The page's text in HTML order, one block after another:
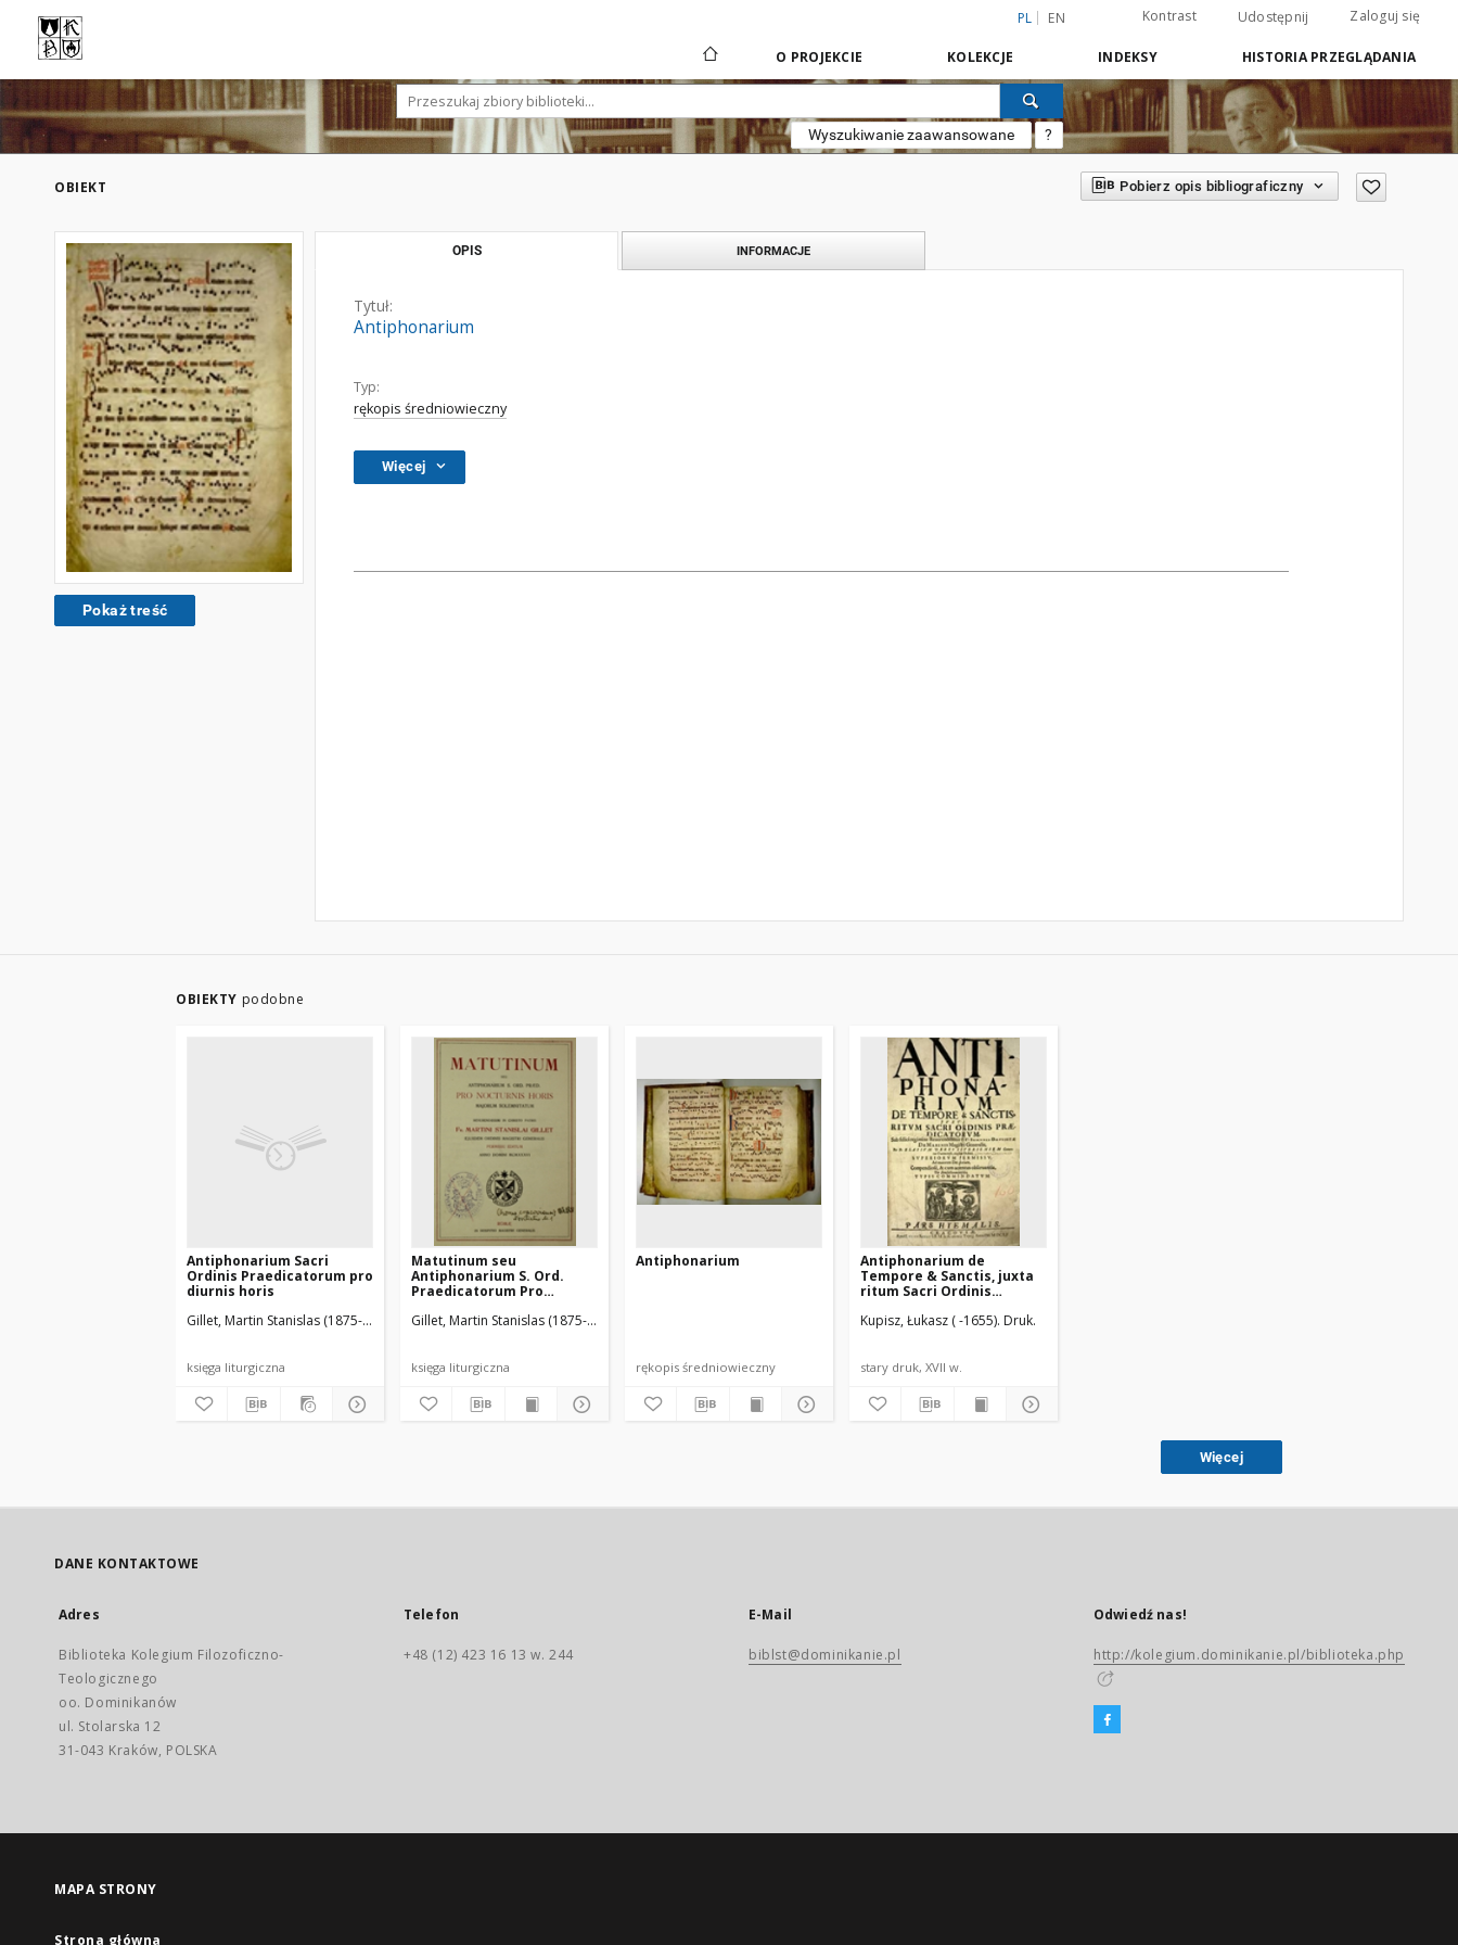
PL EN Kontrast Udostępnij Zaloguj się
O PROJEKCIE KOLEKCJE INDEKSY HISTORIA PRZEGLĄDANIA
Wyszukiwanie zaawansowane ?
OBIEKT Pobierz opis bibliograficzny
Pokaż treść
OPIS INFORMACJE
Tytuł:
Antiphonarium
Typ:
rękopis średniowieczny
Więcej
OBIEKTY podobne
Antiphonarium Sacri
Ordinis Praedicatorum pro
diurnis horis
Gillet, Martin Stanislas (1875-1951)
księga liturgiczna
Matutinum seu
Antiphonarium S. Ord.
Praedicatorum Pro
Solemnitatum
Gillet, Martin Stanislas (1875-1951)
księga liturgiczna
Antiphonarium
rękopis średniowieczny
Antiphonarium de
Tempore & Sanctis, juxta
ritum Sacri Ordinis
Kupisz, Łukasz ( -1655). Druk.
stary druk, XVII w.
Więcej
DANE KONTAKTOWE
Adres
Biblioteka Kolegium Filozoficzno-
Teologicznego
oo. Dominikanów
ul. Stolarska 12
31-043 Kraków, POLSKA
Telefon
+48 (12) 423 16 13 w. 244
E-Mail
biblst@dominikanie.pl
Odwiedź nas!
http://kolegium.dominikanie.pl/biblioteka.php
MAPA STRONY
Strona główna